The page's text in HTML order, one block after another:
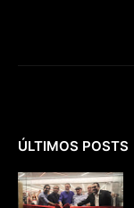
ÚLTIMOS POSTS